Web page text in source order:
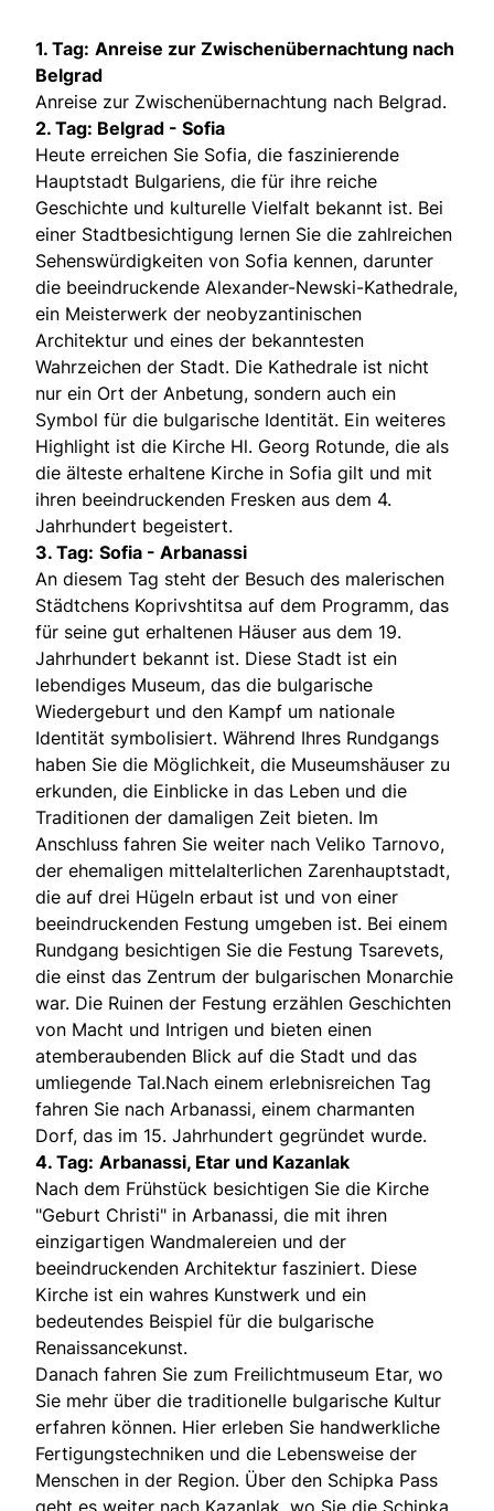
1. Tag: Anreise zur Zwischenübernachtung nach
Belgrad
Anreise zur Zwischenübernachtung nach Belgrad.
2. Tag: Belgrad - Sofia
Heute erreichen Sie Sofia, die faszinierende
Hauptstadt Bulgariens, die für ihre reiche
Geschichte und kulturelle Vielfalt bekannt ist. Bei
einer Stadtbesichtigung lernen Sie die zahlreichen
Sehenswürdigkeiten von Sofia kennen, darunter
die beeindruckende Alexander-Newski-Kathedrale,
ein Meisterwerk der neobyzantinischen
Architektur und eines der bekanntesten
Wahrzeichen der Stadt. Die Kathedrale ist nicht
nur ein Ort der Anbetung, sondern auch ein
Symbol für die bulgarische Identität. Ein weiteres
Highlight ist die Kirche Hl. Georg Rotunde, die als
die älteste erhaltene Kirche in Sofia gilt und mit
ihren beeindruckenden Fresken aus dem 4.
Jahrhundert begeistert.
3. Tag: Sofia - Arbanassi
An diesem Tag steht der Besuch des malerischen
Städtchens Koprivshtitsa auf dem Programm, das
für seine gut erhaltenen Häuser aus dem 19.
Jahrhundert bekannt ist. Diese Stadt ist ein
lebendiges Museum, das die bulgarische
Wiedergeburt und den Kampf um nationale
Identität symbolisiert. Während Ihres Rundgangs
haben Sie die Möglichkeit, die Museumshäuser zu
erkunden, die Einblicke in das Leben und die
Traditionen der damaligen Zeit bieten. Im
Anschluss fahren Sie weiter nach Veliko Tarnovo,
der ehemaligen mittelalterlichen Zarenhauptstadt,
die auf drei Hügeln erbaut ist und von einer
beeindruckenden Festung umgeben ist. Bei einem
Rundgang besichtigen Sie die Festung Tsarevets,
die einst das Zentrum der bulgarischen Monarchie
war. Die Ruinen der Festung erzählen Geschichten
von Macht und Intrigen und bieten einen
atemberaubenden Blick auf die Stadt und das
umliegende Tal.Nach einem erlebnisreichen Tag
fahren Sie nach Arbanassi, einem charmanten
Dorf, das im 15. Jahrhundert gegründet wurde.
4. Tag: Arbanassi, Etar und Kazanlak
Nach dem Frühstück besichtigen Sie die Kirche
"Geburt Christi" in Arbanassi, die mit ihren
einzigartigen Wandmalereien und der
beeindruckenden Architektur fasziniert. Diese
Kirche ist ein wahres Kunstwerk und ein
bedeutendes Beispiel für die bulgarische
Renaissancekunst.
Danach fahren Sie zum Freilichtmuseum Etar, wo
Sie mehr über die traditionelle bulgarische Kultur
erfahren können. Hier erleben Sie handwerkliche
Fertigungstechniken und die Lebensweise der
Menschen in der Region. Über den Schipka Pass